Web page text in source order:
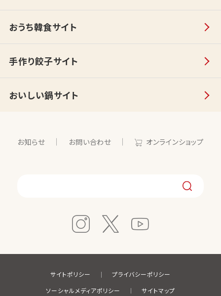
おうち韓食サイト
手作り餃子サイト
おいしい鍋サイト
お知らせ お問い合わせ オンラインショップ
サイトポリシー
プライバシーポリシー
ソーシャルメディアポリシー
サイトマップ